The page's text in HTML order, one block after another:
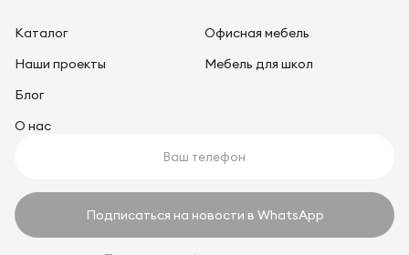
Каталог
Наши проекты
Блог
О нас
Офисная мебель
Мебель для школ
Подписаться на новости в WhatsApp